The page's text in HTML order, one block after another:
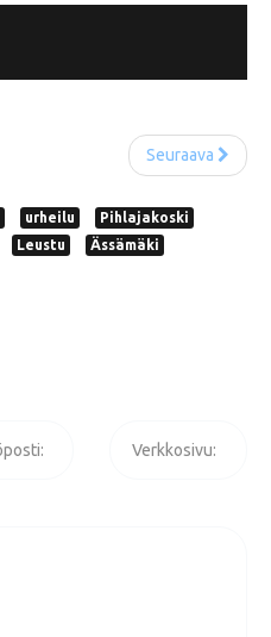
Seuraava
urheilu
Pihlajakoski
Leustu Ässämäki